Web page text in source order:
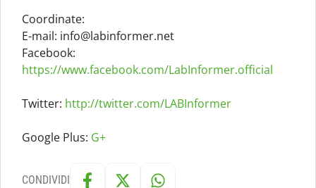
Coordinate:
E-mail: info@labinformer.net
Facebook:
https://www.facebook.com/LabInformer.official
Twitter: http://twitter.com/LABInformer
Google Plus: G+
CONDIVIDI